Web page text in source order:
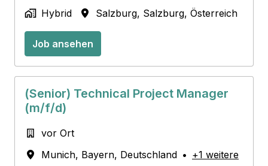
Hybrid Salzburg, Salzburg, Österreich
Job ansehen
(Senior) Technical Project Manager
(m/f/d)
vor Ort
Munich, Bayern, Deutschland • +1 weitere